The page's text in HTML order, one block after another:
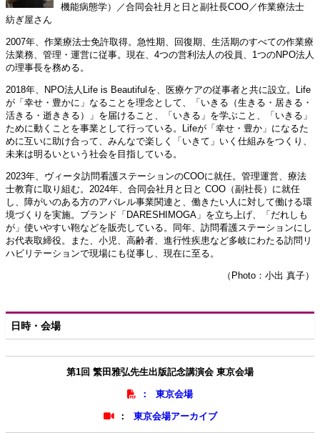
機能病態学）／合同会社月と日と副社長COO／作業療法士
紡ぎ屋さん
2007年、作業療法士免許取得。急性期、回復期、生活期のすべての作業療
法業務、管理・運営に従事。現在、4つの営利法人の役員、1つのNPO法人
の理事長を務める。
2018年、NPO法人Life is Beautifulを、医療ケアの従事者と共に設立。Life
が「幸せ・豊かに」なることを理念として、「いきる（生きる・居きる・
活きる・逝ききる）」を届けること、「いきる」を学ぶこと、「いきる」
ために動くことを事業として行っている。Lifeが「幸せ・豊か」になるた
めに互いに助け合って、みんなで楽しく「いきて」いく仕組みをつくり、
未来は明るいという社会を目指している。
2023年、ヴィータ訪問看護ステーションのCOOに就任。管理運営、療法
士教育に取り組む。2024年、合同会社月と日と COO（副社長）に就任
し、障がいのある方のアパレル事業関連と、働きたい人に対して働ける環
境づくりを実施。ブランド「DARESHIMOGA」を立ち上げ、「だれしも
が」使いやすい鞄などを販売している。同年、訪問看護ステーションにし
お代表取締役。また、小児、高齢者、進行性疾患など多岐にわたる訪問リ
ハビリテーションで現場にも従事し、現在に至る。
（Photo：小出 真子）
日時・会場
第1回 繁田雅弘先生出版記念講演会 東京会場
： 東京会場
： 東京会場アーカイブ